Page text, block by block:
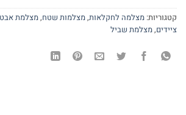
קטגוריות: מצלמה לחקלאות,מצלמות שטח,מצלמת
ציידים,מצלמת שביל